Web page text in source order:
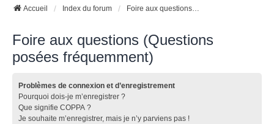
Accueil Index du forum Foire aux questions (Questions posées fréquemment)
Foire aux questions (Questions
posées fréquemment)
Problèmes de connexion et d’enregistrement
Pourquoi dois-je m’enregistrer ?
Que signifie COPPA ?
Je souhaite m’enregistrer, mais je n’y parviens pas !